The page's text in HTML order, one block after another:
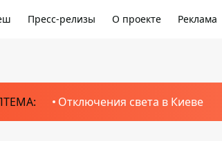
Пресс-релизы О проекте Реклама
Отключения света в Киеве